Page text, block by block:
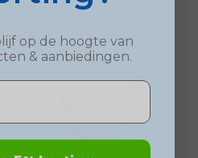
op de hoogte van
& aanbiedingen.